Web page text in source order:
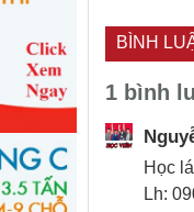
BÌNH
1 bình
Học
Lh: